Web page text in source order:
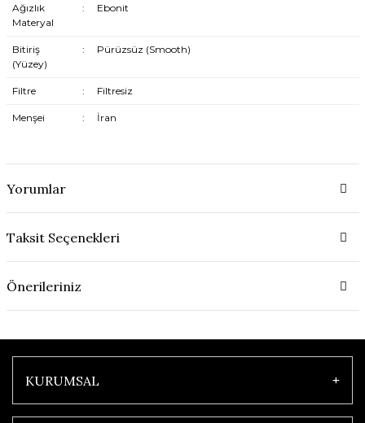
Ağızlık
Materyal
: Ebonit
Bitiriş
(Yüzey)
: Pürüzsüz (Smooth)
Filtre : Filtresiz
Menşei : İran
Yorumlar
Taksit Seçenekleri
Önerileriniz
KURUMSAL